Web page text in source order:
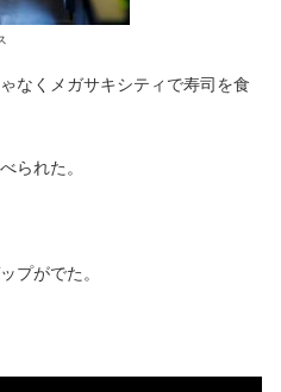
なくメガサキシティで寿司を食
られた。
プがでた。